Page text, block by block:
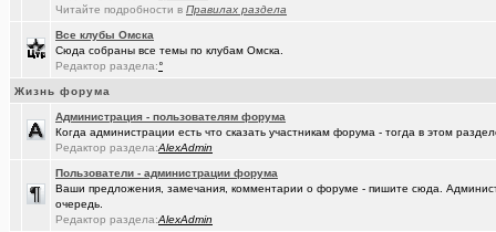
Читайте подробности в Правилах раздела
Все клубы Омска
Сюда собраны все темы по клубам Омска.
Редактор раздела:°
Жизнь форума
Администрация - пользователям форума
Когда администрации есть что сказать участникам форума - тогда в этом
Редактор раздела:AlexAdmin
Пользователи - администрации форума
Ваши предложения, замечания, комментарии о форуме - пишите сюда.
очередь.
Редактор раздела:AlexAdmin